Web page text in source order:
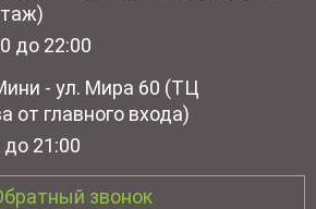
до 22:00
- ул. Мира 60 (ТЦ
от главного входа)
21:00
звонок